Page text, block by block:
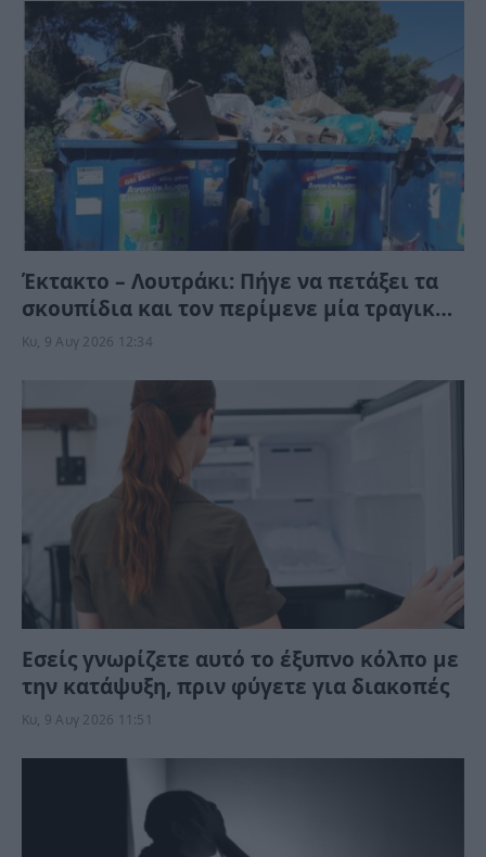
Έκτακτο – Λουτράκι: Πήγε να πετάξει τα
σκουπίδια και τον περίμενε μία τραγική
στιγμή
Κυ, 9 Αυγ 2026 12:34
Εσείς γνωρίζετε αυτό το έξυπνο κόλπο με
την κατάψυξη, πριν φύγετε για διακοπές
Κυ, 9 Αυγ 2026 11:51